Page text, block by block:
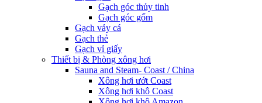
Gạch góc thủy tinh
Gạch góc gốm
Gạch vảy cá
Gạch thẻ
Gạch vỉ giấy
Thiết bị & Phòng xông hơi
Sauna and Steam- Coast / China
Xông hơi ướt Coast
Xông hơi khô Coast